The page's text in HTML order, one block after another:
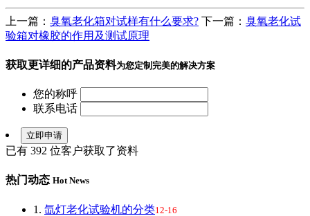
上一篇： 臭氧老化箱对试样有什么要求? 下一篇： 臭氧老化试
验箱对橡胶的作用及测试原理
获取更详细的产品资料为您定制完美的解决方案
您的称呼
联系电话
已有 392 位客户获取了资料
热门动态 Hot News
1. 氙灯老化试验机的分类12-16